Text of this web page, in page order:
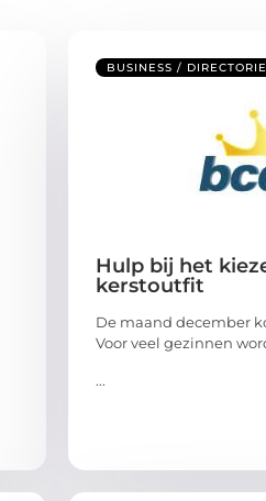
BUSINESS /
Hulp bij het
kerstoutfit
De maand december
Voor veel gezinnen
...